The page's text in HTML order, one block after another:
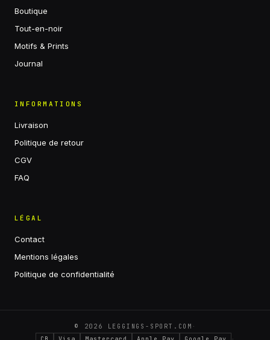
Boutique
Tout-en-noir
Motifs & Prints
Journal
INFORMATIONS
Livraison
Politique de retour
CGV
FAQ
LÉGAL
Contact
Mentions légales
Politique de confidentialité
© 2026 LEGGINGS-SPORT.COM ·